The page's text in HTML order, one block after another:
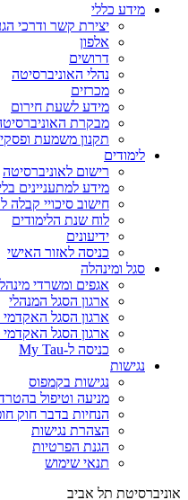
מידע כללי
יצירת קשר ודרכי
אלפון
דרושים
נהלי האוניברסיטה
מכרזים
מידע לשעת חירום
מבקרת
תקנון משמעת ופסקי
לימודים
רישום לאוניברסיטה
מידע למתעניינים
חישוב סיכויי קבלה
לוח שנת הלימודים
ידיעונים
כניסה לאזור האישי
סגל ומינהלה
אגפים ומשרדי
ארגון הסגל המנהלי
ארגון הסגל האקדמי
ארגון הסגל האקדמי
כניסה ל-My Tau
נגישות
נגישות בקמפוס
מניעה וטיפול
הנחיות בדבר חוק
הצהרת נגישות
הגנת הפרטיות
תנאי שימוש
אוניברסיטת תל אביב